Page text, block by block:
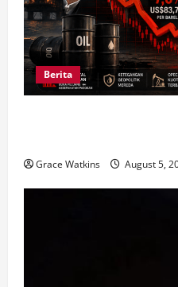
Berita
Grace Watkins August 5,